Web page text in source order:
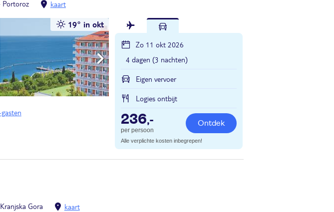
Portoroz kaart
19° in okt
Zo 11 okt 2026
4 dagen (3 nachten)
Eigen vervoer
Logies ontbijt
236,-
per persoon
Ontdek
Alle verplichte kosten inbegrepen!
Kranjska Gora kaart